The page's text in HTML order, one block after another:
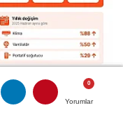
Yorumlar
Yorumlar
Yorumlar
vantilatör
Yorumlar